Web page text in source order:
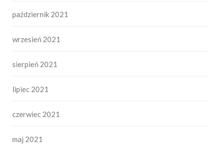
październik 2021
wrzesień 2021
sierpień 2021
lipiec 2021
czerwiec 2021
maj 2021